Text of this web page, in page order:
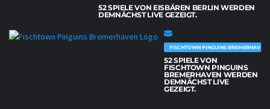
52 SPIELE VON EISBÄREN BERLIN WERDEN
DEMNÄCHST LIVE GEZEIGT.
FISCHTOWN PINGUINS BREMERHAVEN
52 SPIELE VON
FISCHTOWN PINGUINS
BREMERHAVEN WERDEN
DEMNÄCHST LIVE
GEZEIGT.